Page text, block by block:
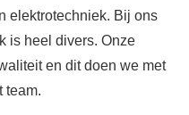
elektrotechniek. Bij ons
is heel divers. Onze
en dit doen we met
team.